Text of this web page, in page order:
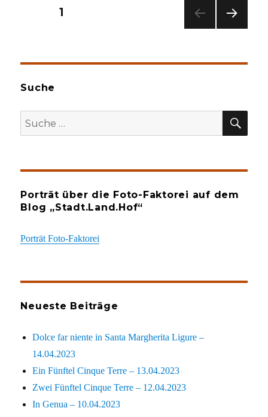
Seitennummerierung
Beiträge
SEITE1
E
Suche
Suche
nach:
Porträt über die Foto-Faktorei auf dem
Blog „Stadt.Land.Hof“
Porträt Foto-Faktorei
Neueste Beiträge
Dolce far niente in Santa Margherita Ligure –
14.04.2023
Ein Fünftel Cinque Terre – 13.04.2023
Zwei Fünftel Cinque Terre – 12.04.2023
In Genua – 10.04.2023